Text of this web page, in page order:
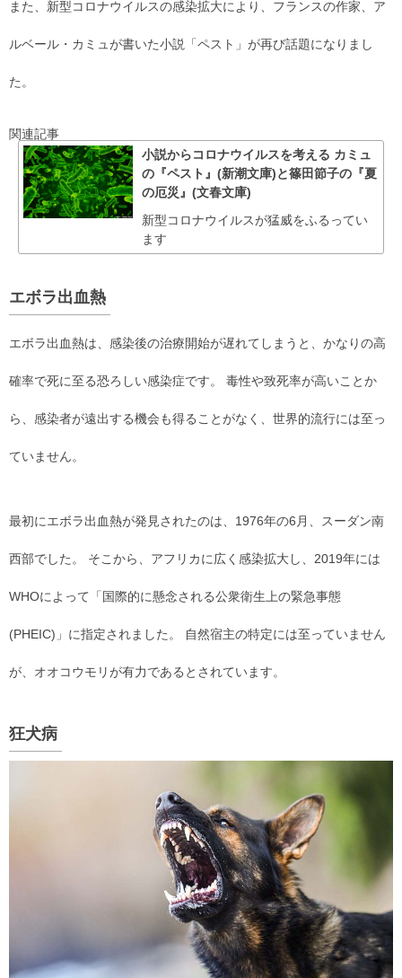
また、新型コロナウイルスの感染拡大により、フランスの作家、ア
ルベール・カミュが書いた小説「ペスト」が再び話題になりまし
た。
関連記事
小説からコロナウイルスを考える カミュ
の『ペスト』(新潮文庫)と篠田節子の『夏
の厄災』(文春文庫)
新型コロナウイルスが猛威をふるってい
ます
エボラ出血熱
エボラ出血熱は、感染後の治療開始が遅れてしまうと、かなりの高
確率で死に至る恐ろしい感染症です。 毒性や致死率が高いことか
ら、感染者が遠出する機会も得ることがなく、世界的流行には至っ
ていません。
最初にエボラ出血熱が発見されたのは、1976年の6月、スーダン南
西部でした。 そこから、アフリカに広く感染拡大し、2019年には
WHOによって「国際的に懸念される公衆衛生上の緊急事態
(PHEIC)」に指定されました。 自然宿主の特定には至っていません
が、オオコウモリが有力であるとされています。
狂犬病